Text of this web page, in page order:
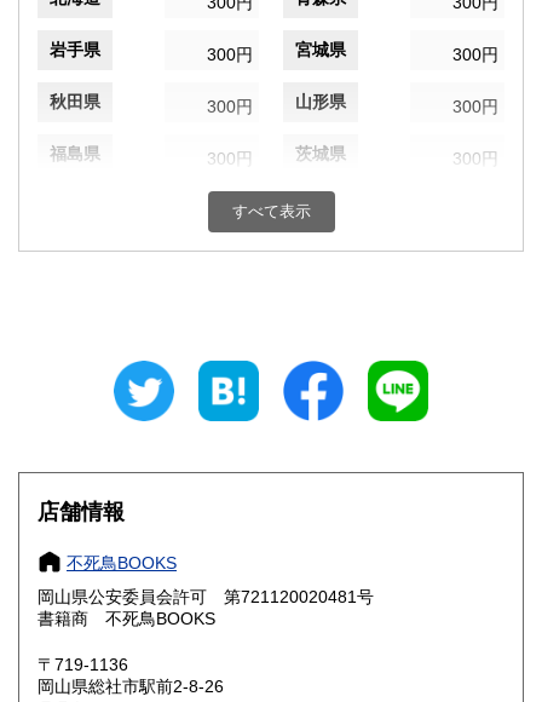
岩手県 300円 宮城県 300円
秋田県 300円 山形県 300円
福島県 300円 茨城県 300円
300円 群馬県
埼玉県 千葉県
300円 富山県
300円 福井県
300円 300円
岐阜県
愛知県
滋賀県 300円
大阪府 300円
すべて表示
店舗情報
不死鳥BOOKS
岡山県公安委員会許可 第721120020481号
書籍商 不死鳥BOOKS
〒719-1136
岡山県総社市駅前2-8-26